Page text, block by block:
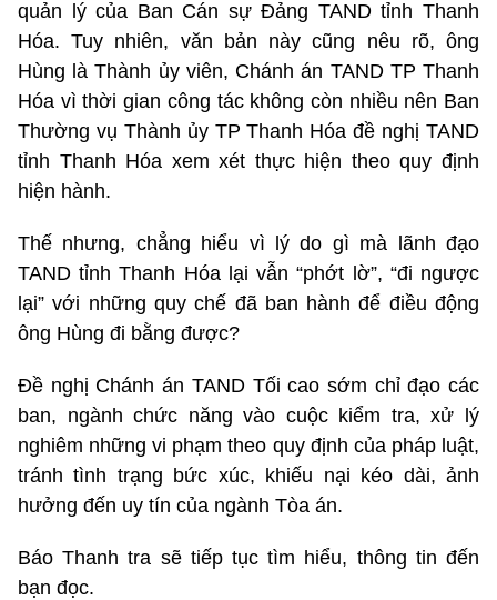
quản lý của Ban Cán sự Đảng TAND tỉnh Thanh
Hóa. Tuy nhiên, văn bản này cũng nêu rõ, ông
Hùng là Thành ủy viên, Chánh án TAND TP Thanh
Hóa vì thời gian công tác không còn nhiều nên Ban
Thường vụ Thành ủy TP Thanh Hóa đề nghị TAND
tỉnh Thanh Hóa xem xét thực hiện theo quy định
hiện hành.
Thế nhưng, chẳng hiểu vì lý do gì mà lãnh đạo
TAND tỉnh Thanh Hóa lại vẫn “phớt lờ”, “đi ngược
lại” với những quy chế đã ban hành để điều động
ông Hùng đi bằng được?
Đề nghị Chánh án TAND Tối cao sớm chỉ đạo các
ban, ngành chức năng vào cuộc kiểm tra, xử lý
nghiêm những vi phạm theo quy định của pháp luật,
tránh tình trạng bức xúc, khiếu nại kéo dài, ảnh
hưởng đến uy tín của ngành Tòa án.
Báo Thanh tra sẽ tiếp tục tìm hiểu, thông tin đến
bạn đọc.